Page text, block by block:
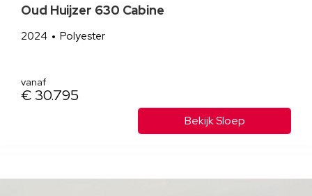
Oud Huijzer 630 Cabine
2024 Polyester
vanaf
€ 30.795
Bekijk Sloep